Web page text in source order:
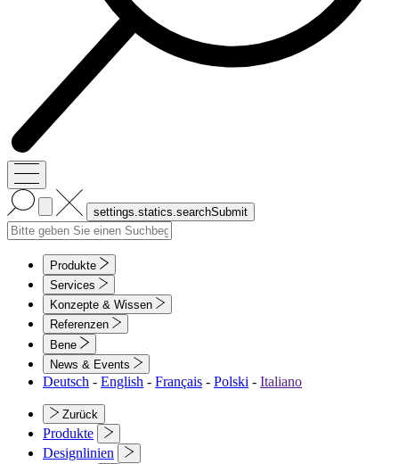
Produkte
Services
Konzepte & Wissen
Referenzen
Bene
News & Events
Deutsch - English - Français - Polski - Italiano
Zurück
Produkte
Designlinien